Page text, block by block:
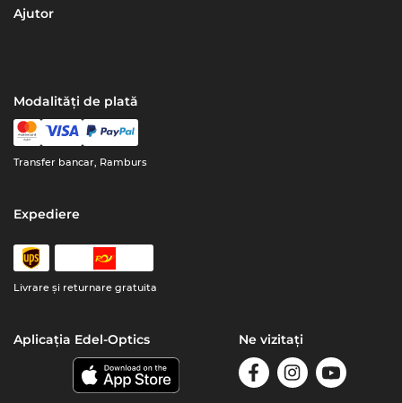
Ajutor
Modalități de plată
Transfer bancar, Ramburs
Expediere
Livrare şi returnare gratuita
Aplicația Edel-Optics Ne vizitați